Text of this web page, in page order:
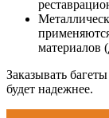
материалов
Заказывать
будет надежнее.